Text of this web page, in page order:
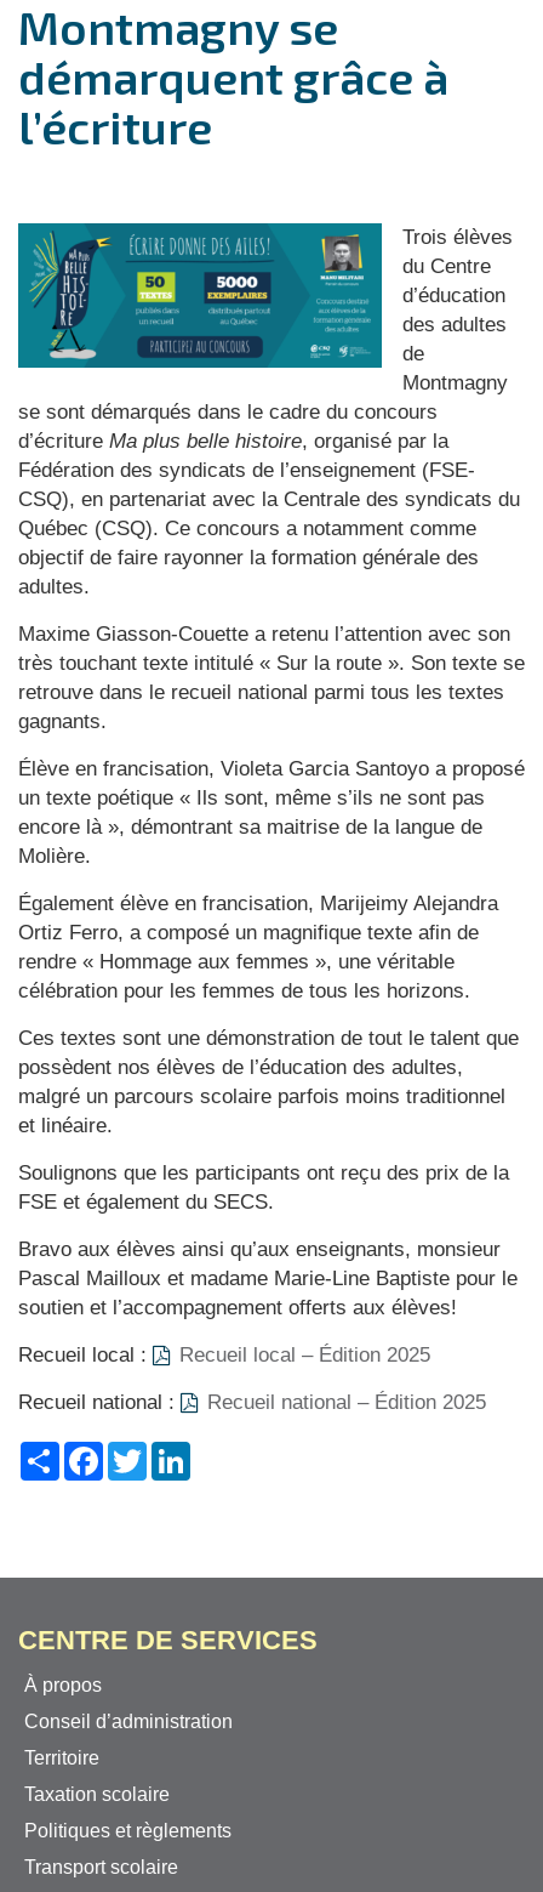
Montmagny se
démarquent grâce à
l’écriture
Trois élèves
du Centre
d’éducation
des adultes
de
Montmagny
se sont démarqués dans le cadre du concours
d’écriture Ma plus belle histoire, organisé par la
Fédération des syndicats de l’enseignement (FSE-
CSQ), en partenariat avec la Centrale des syndicats du
Québec (CSQ). Ce concours a notamment comme
objectif de faire rayonner la formation générale des
adultes.
Maxime Giasson-Couette a retenu l’attention avec son
très touchant texte intitulé « Sur la route ». Son texte se
retrouve dans le recueil national parmi tous les textes
gagnants.
Élève en francisation, Violeta Garcia Santoyo a proposé
un texte poétique « Ils sont, même s’ils ne sont pas
encore là », démontrant sa maitrise de la langue de
Molière.
Également élève en francisation, Marijeimy Alejandra
Ortiz Ferro, a composé un magnifique texte afin de
rendre « Hommage aux femmes », une véritable
célébration pour les femmes de tous les horizons.
Ces textes sont une démonstration de tout le talent que
possèdent nos élèves de l’éducation des adultes,
malgré un parcours scolaire parfois moins traditionnel
et linéaire.
Soulignons que les participants ont reçu des prix de la
FSE et également du SECS.
Bravo aux élèves ainsi qu’aux enseignants, monsieur
Pascal Mailloux et madame Marie-Line Baptiste pour le
soutien et l’accompagnement offerts aux élèves!
Recueil local : Recueil local – Édition 2025
Recueil national : Recueil national – Édition 2025
ShareFacebook
Twitter
CENTRE DE SERVICES
À propos
Conseil d’administration
Territoire
Taxation scolaire
Politiques et règlements
Transport scolaire